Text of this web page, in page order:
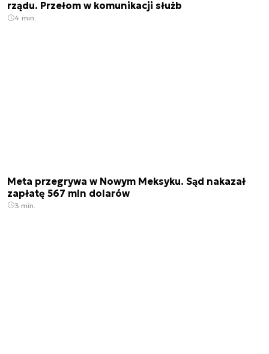
rządu. Przełom w komunikacji służb
4 min.
Meta przegrywa w Nowym Meksyku. Sąd nakazał
zapłatę 567 mln dolarów
3 min.